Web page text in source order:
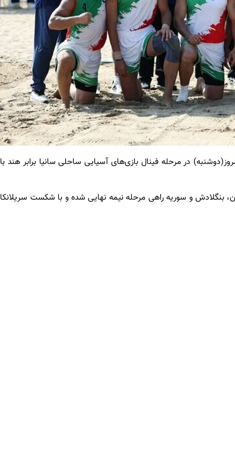
در مرحله فینال بازی‌های آسیایی ساحلی سانیا برابر هند با
بنگلادش و سوریه راهی مرحله نیمه نهایی شده و با شکست سریلانکا